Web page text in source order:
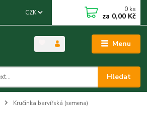
Menu
CZK
Hledat
0 ks
za 0,00 Kč
Kručinka barvířská (semena)